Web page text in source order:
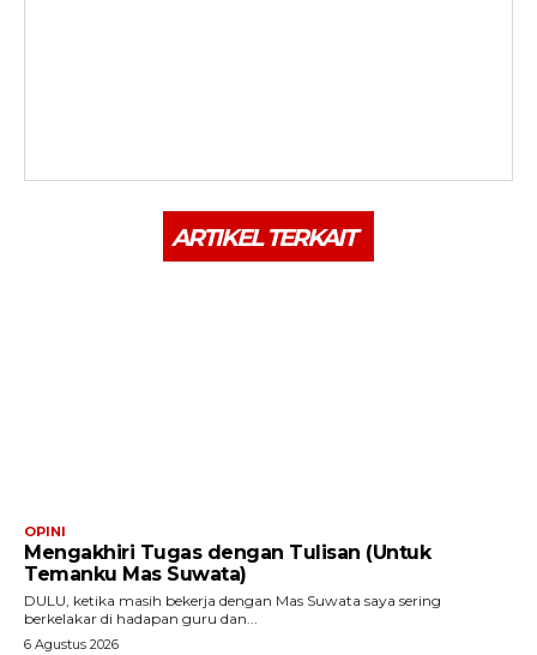
ARTIKEL TERKAIT
OPINI
Mengakhiri Tugas dengan Tulisan (Untuk
Temanku Mas Suwata)
DULU, ketika masih bekerja dengan Mas Suwata saya sering
berkelakar di hadapan guru dan...
6 Agustus 2026